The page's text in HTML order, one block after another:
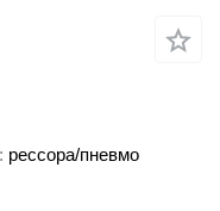
рессора/пневмо